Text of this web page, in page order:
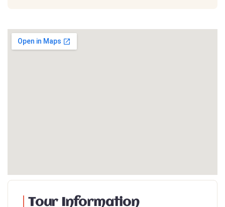
Tour Information